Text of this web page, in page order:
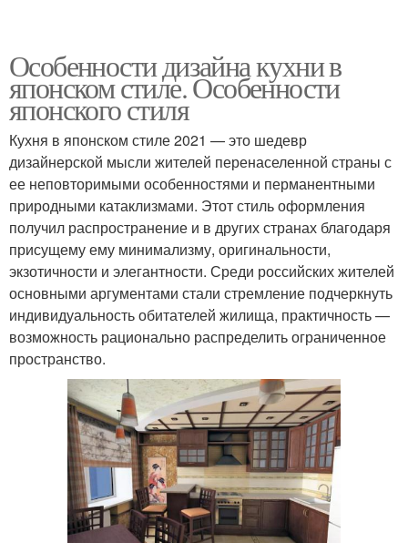
Особенности дизайна кухни в
японском стиле. Особенности
японского стиля
Кухня в японском стиле 2021 — это шедевр
дизайнерской мысли жителей перенаселенной страны с
ее неповторимыми особенностями и перманентными
природными катаклизмами. Этот стиль оформления
получил распространение и в других странах благодаря
присущему ему минимализму, оригинальности,
экзотичности и элегантности. Среди российских жителей
основными аргументами стали стремление подчеркнуть
индивидуальность обитателей жилища, практичность —
возможность рационально распределить ограниченное
пространство.